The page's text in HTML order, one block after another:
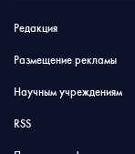
Редакция
Размещение рекламы
Научным учреждениям
RSS